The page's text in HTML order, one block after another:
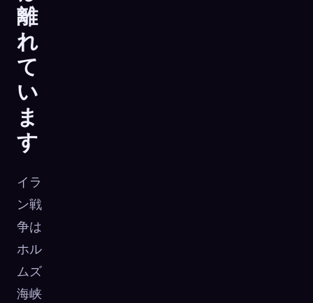
離
れ
て
い
ま
す
イラ
ン戦
争は
ホル
ムズ
海峡